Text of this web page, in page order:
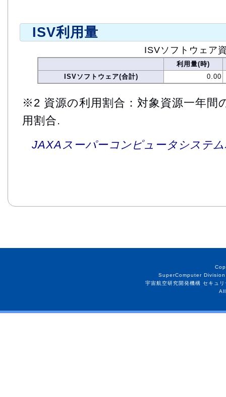
ISV利用量
ISVソフトウェア
利用量(時)
ISVソフトウェア(合計)
0.00
※2 資源の利用割合：対象資源一年間
用割合.
JAXAスーパーコンピュータシステ
SuperComputer
宇宙航空研究開発機構 セキュ